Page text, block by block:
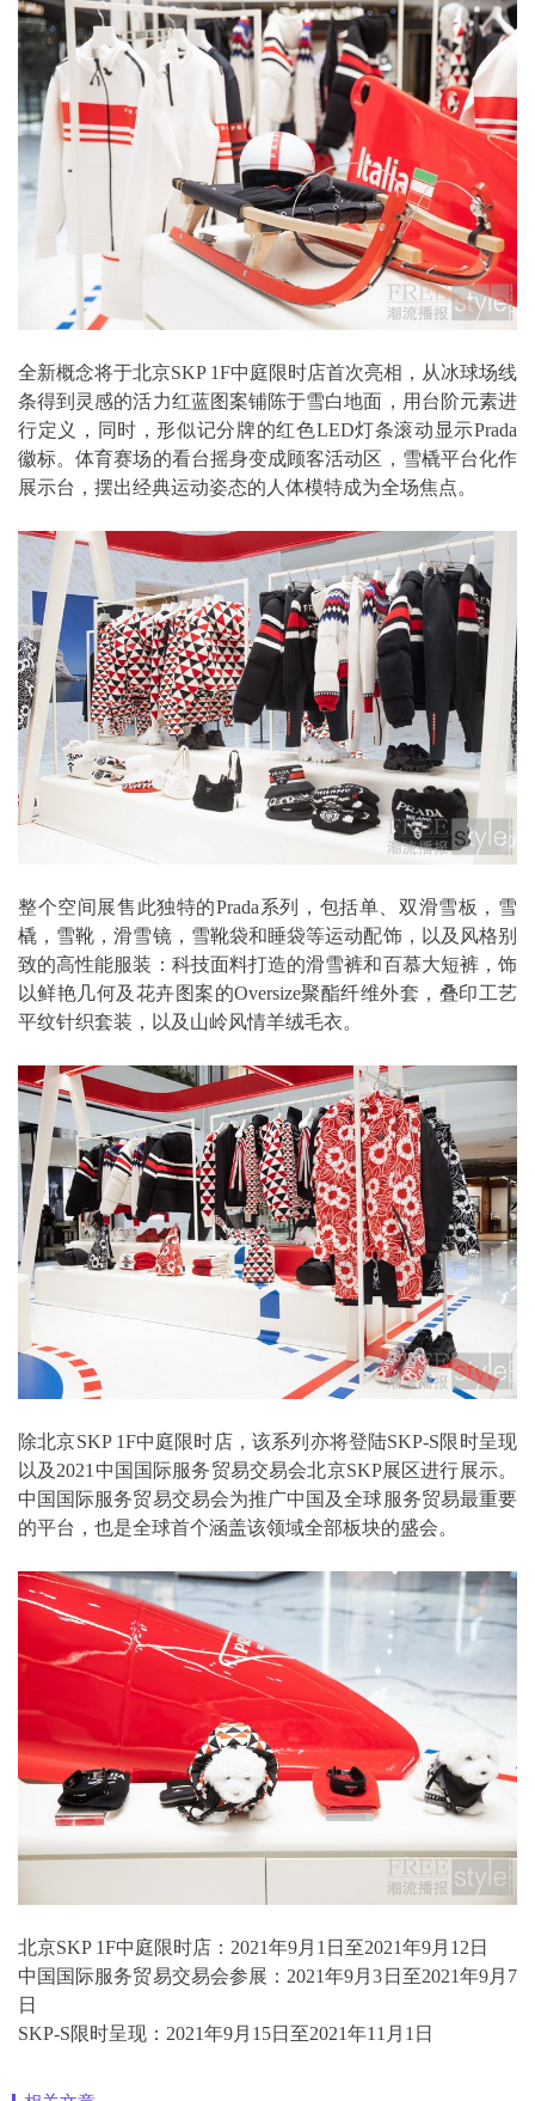
全新概念将于北京SKP 1F中庭限时店首次亮相，从冰球场线
条得到灵感的活力红蓝图案铺陈于雪白地面，用台阶元素进
行定义，同时，形似记分牌的红色LED灯条滚动显示Prada
徽标。体育赛场的看台摇身变成顾客活动区，雪橇平台化作
展示台，摆出经典运动姿态的人体模特成为全场焦点。
整个空间展售此独特的Prada系列，包括单、双滑雪板，雪
橇，雪靴，滑雪镜，雪靴袋和睡袋等运动配饰，以及风格别
致的高性能服装：科技面料打造的滑雪裤和百慕大短裤，饰
以鲜艳几何及花卉图案的Oversize聚酯纤维外套，叠印工艺
平纹针织套装，以及山岭风情羊绒毛衣。
除北京SKP 1F中庭限时店，该系列亦将登陆SKP-S限时呈现
以及2021中国国际服务贸易交易会北京SKP展区进行展示。
中国国际服务贸易交易会为推广中国及全球服务贸易最重要
的平台，也是全球首个涵盖该领域全部板块的盛会。
北京SKP 1F中庭限时店：2021年9月1日至2021年9月12日
中国国际服务贸易交易会参展：2021年9月3日至2021年9月7
日
SKP-S限时呈现：2021年9月15日至2021年11月1日